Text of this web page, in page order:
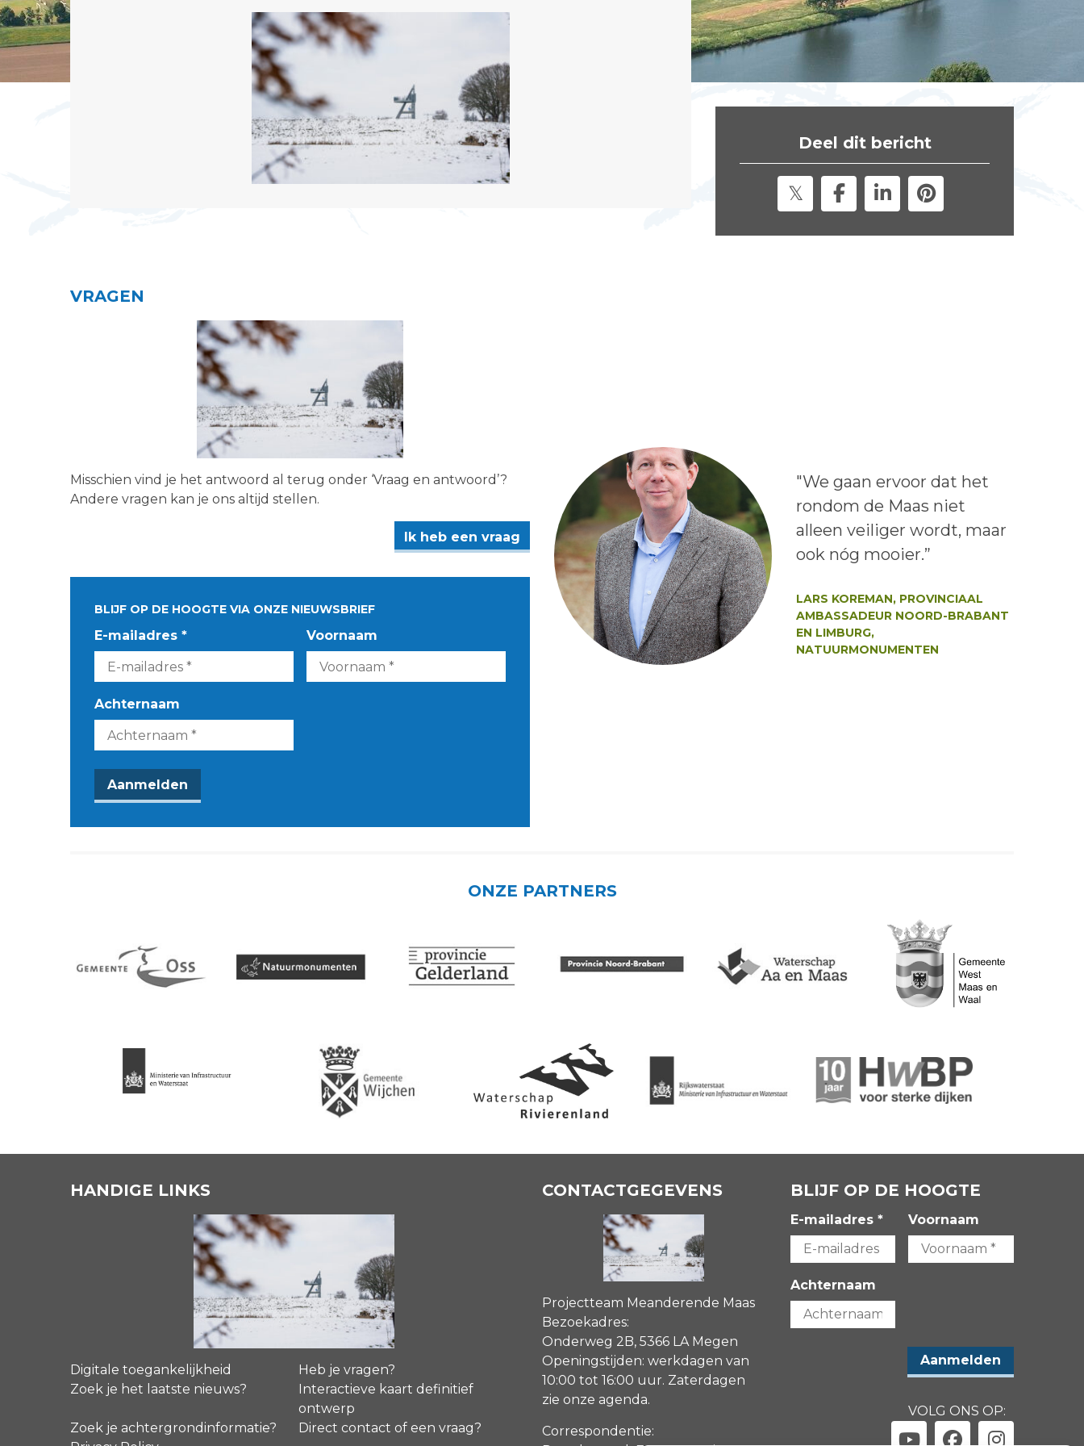
Deel dit bericht
VRAGEN
Misschien vind je het antwoord al terug onder ‘Vraag en antwoord’?
Andere vragen kan je ons altijd stellen.
Ik heb een vraag
BLIJF OP DE HOOGTE VIA ONZE NIEUWSBRIEF
E-mailadres * Voornaam
Achternaam
Lees het bericht:
"We gaan ervoor dat het
rondom de Maas niet
alleen veiliger wordt, maar
ook nóg mooier.”
LARS KOREMAN, PROVINCIAAL
AMBASSADEUR NOORD-BRABANT
EN LIMBURG,
NATUURMONUMENTEN
ONZE PARTNERS
HANDIGE LINKS
Digitale toegankelijkheid
Heb je vragen?
Zoek je het laatste nieuws?
Interactieve kaart definitief
ontwerp
Zoek je achtergrondinformatie?
Direct contact of een vraag?
CONTACTGEGEVENS
Projectteam Meanderende Maas
Bezoekadres:
Onderweg 2B, 5366 LA Megen
Openingstijden: werkdagen van
10:00 tot 16:00 uur. Zaterdagen
zie onze agenda.
Correspondentie:
BLIJF OP DE HOOGTE
E-mailadres * Voornaam
Achternaam
VOLG ONS OP: